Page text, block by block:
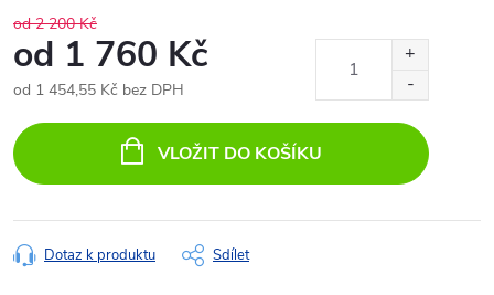
od 2 200 Kč
od 1 760 Kč
od 1 454,55 Kč bez DPH
cena:
VLOŽIT DO KOŠÍKU
Dotaz k produktu Sdílet